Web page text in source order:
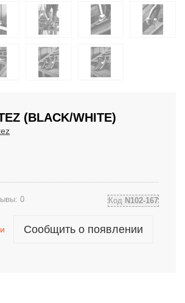
(BLACK/WHITE)
0 Код N102-167
Сообщить о появлении